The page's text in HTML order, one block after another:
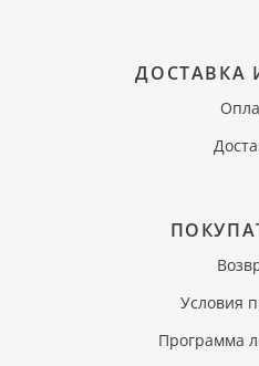
ДОСТАВКА
Условия
Программа